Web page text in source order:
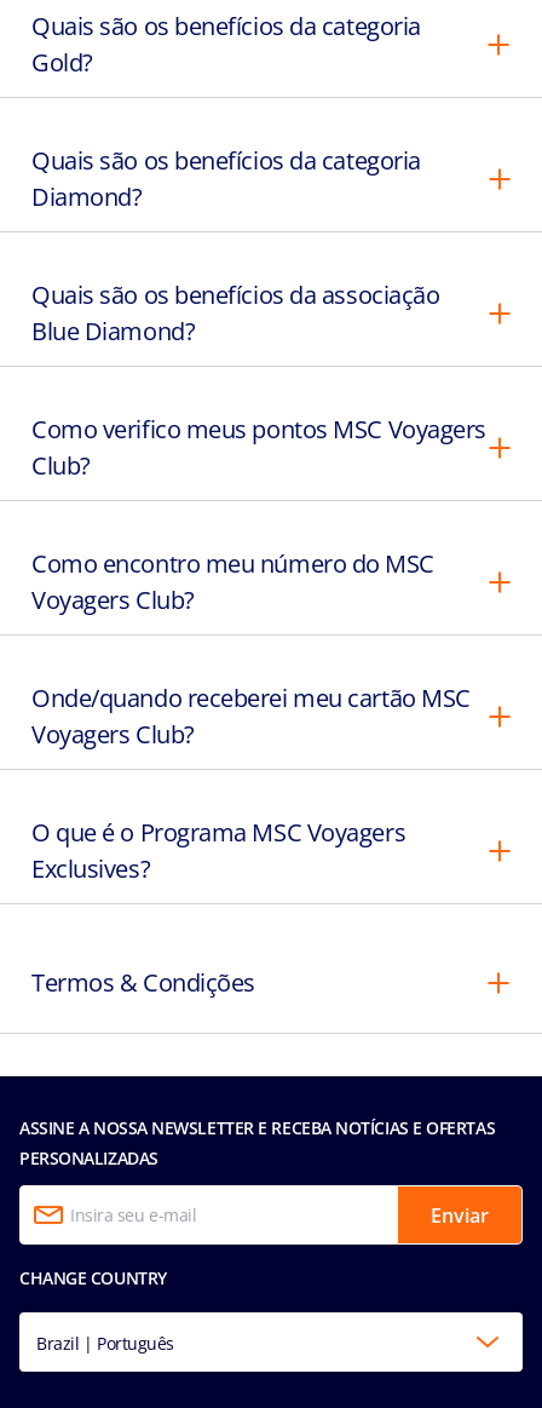
Quais são os benefícios da categoria
Gold?
Quais são os benefícios da categoria
Diamond?
Quais são os benefícios da associação
Blue Diamond?
Como verifico meus pontos MSC Voyagers
Club?
Como encontro meu número do MSC
Voyagers Club?
Onde/quando receberei meu cartão MSC
Voyagers Club?
O que é o Programa MSC Voyagers
Exclusives?
Termos & Condições
ASSINE A NOSSA NEWSLETTER E RECEBA NOTÍCIAS E OFERTAS
PERSONALIZADAS
Enviar
CHANGE COUNTRY
Brazil | Português